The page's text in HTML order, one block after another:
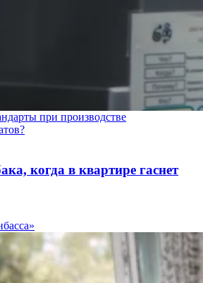
при производстве
когда в квартире гаснет